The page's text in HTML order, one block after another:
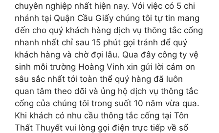
chuyên nghiệp nhất hiện nay. Với việc có 5 chi
nhánh tại Quận Cầu Giấy chúng tôi tự tin mang
đến cho quý khách hàng dịch vụ thông tắc cống
nhanh nhất chỉ sau 15 phút gọi tránh để quý
khách hàng và chờ đợi lâu. Qua đây công ty vệ
sinh môi trường Hoàng Vinh xin gửi lời cảm ơn
sâu sắc nhất tới toàn thể quý hàng đã luôn
quan tâm theo dõi và ủng hộ dịch vụ thông tắc
cống của chúng tôi trong suốt 10 năm vừa qua.
Khi khách có nhu cầu thông tắc cống tại Tôn
Thất Thuyết vui lòng gọi điện trực tiếp về số